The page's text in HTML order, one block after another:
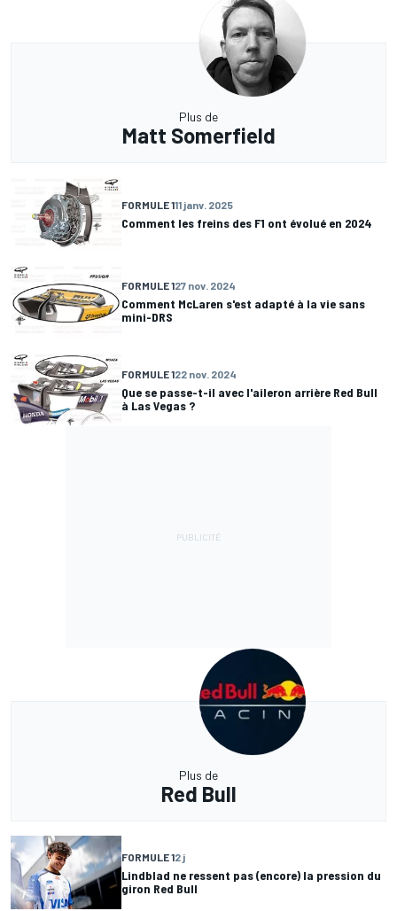
Plus de
Matt Somerfield
FORMULE 111 janv. 2025
Comment les freins des F1 ont évolué en 2024
FORMULE 127 nov. 2024
Comment McLaren s'est adapté à la vie sans
mini-DRS
FORMULE 122 nov. 2024
Que se passe-t-il avec l'aileron arrière Red Bull
à Las Vegas ?
Plus de
Red Bull
FORMULE 12 j
Lindblad ne ressent pas (encore) la pression du
giron Red Bull